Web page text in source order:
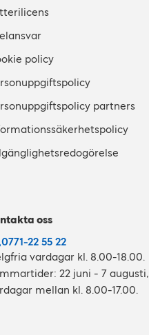
policy
partners
oss
0771-22 55 22
vardagar kl. 8.00-18.00.
22 juni - 7 augusti,
mellan kl. 8.00-17.00.